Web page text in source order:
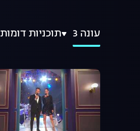
עונה 3 תוכניות דומות